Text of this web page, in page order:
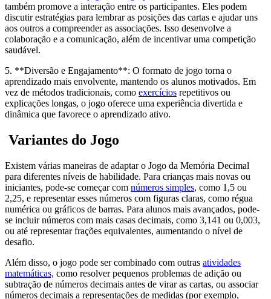
também promove a interação entre os participantes. Eles podem
discutir estratégias para lembrar as posições das cartas e ajudar uns
aos outros a compreender as associações. Isso desenvolve a
colaboração e a comunicação, além de incentivar uma competição
saudável.
5. **Diversão e Engajamento**: O formato de jogo torna o
aprendizado mais envolvente, mantendo os alunos motivados. Em
vez de métodos tradicionais, como exercícios repetitivos ou
explicações longas, o jogo oferece uma experiência divertida e
dinâmica que favorece o aprendizado ativo.
Variantes do Jogo
Existem várias maneiras de adaptar o Jogo da Memória Decimal
para diferentes níveis de habilidade. Para crianças mais novas ou
iniciantes, pode-se começar com números simples, como 1,5 ou
2,25, e representar esses números com figuras claras, como régua
numérica ou gráficos de barras. Para alunos mais avançados, pode-
se incluir números com mais casas decimais, como 3,141 ou 0,003,
ou até representar frações equivalentes, aumentando o nível de
desafio.
Além disso, o jogo pode ser combinado com outras atividades
matemáticas, como resolver pequenos problemas de adição ou
subtração de números decimais antes de virar as cartas, ou associar
números decimais a representações de medidas (por exemplo,